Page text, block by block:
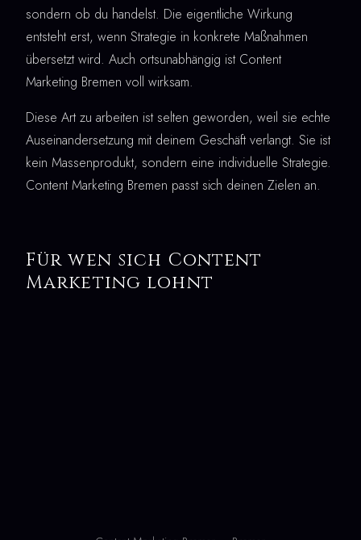
sondern ob du handelst. Die eigentliche Wirkung
entsteht erst, wenn Strategie in konkrete Maßnahmen
übersetzt wird. Auch ortsunabhängig ist Content
Marketing Bremen voll wirksam.
Diese Art zu arbeiten ist selten geworden, weil sie echte
Auseinandersetzung mit deinem Geschäft verlangt. Sie ist
kein Massenprodukt, sondern eine individuelle Strategie.
Content Marketing Bremen passt sich deinen Zielen an.
Für wen sich Content
Marketing lohnt